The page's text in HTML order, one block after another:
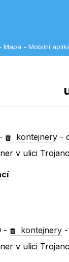
Mapa - Mobilní
- kontejnery -
v ulici
- kontejnery
v ulici